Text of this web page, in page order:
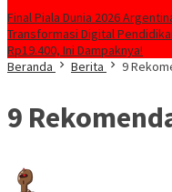
Final Piala Dunia 2026
Transformasi Digital
Rp19.400, Ini Dampaknya!
Beranda
Berita 9
9